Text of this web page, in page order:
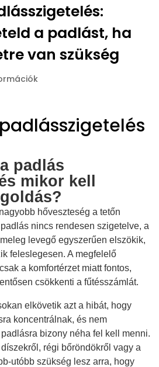
a padlást, ha
van szükség
padlás
mikor kell
hőveszteség a tetőn
nincs rendesen szigetelve, a
levegő egyszerűen elszökik,
feleslegesen. A megfelelő
a komfortérzet miatt fontos,
csökkenti a fűtésszámlát.
elkövetik azt a hibát, hogy
koncentrálnak, és nem
bizony néha fel kell menni.
régi bőröndökről vagy a
utóbb szükség lesz arra, hogy